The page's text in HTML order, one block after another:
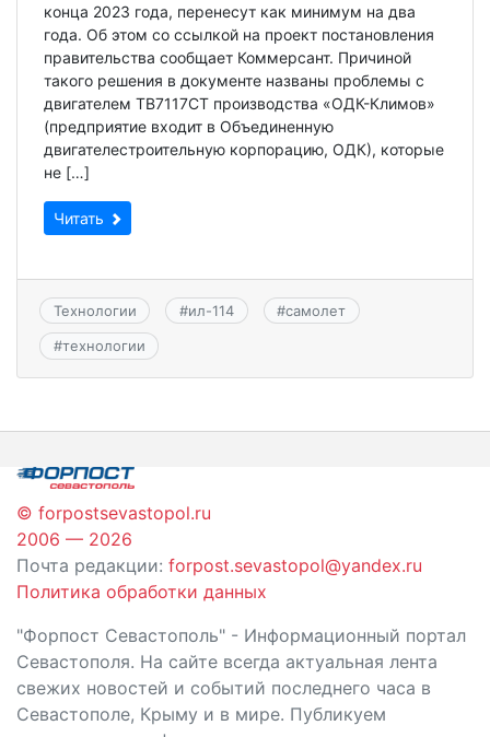
конца 2023 года, перенесут как минимум на два
года. Об этом со ссылкой на проект постановления
правительства сообщает Коммерсант. Причиной
такого решения в документе названы проблемы с
двигателем ТВ7117СТ производства «ОДК-Климов»
(предприятие входит в Объединенную
двигателестроительную корпорацию, ОДК), которые
не […]
Читать
Технологии #ил-114 #самолет
#технологии
© forpostsevastopol.ru
2006 — 2026
Почта редакции: forpost.sevastopol@yandex.ru
Политика обработки данных
"Форпост Севастополь" - Информационный портал
Севастополя. На сайте всегда актуальная лента
свежих новостей и событий последнего часа в
Севастополе, Крыму и в мире. Публикуем